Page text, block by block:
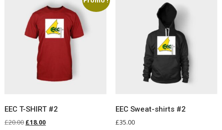
EEC T-SHIRT #2
£20.00Le
£18.00Le
EEC Sweat-shirts #2
£35.00